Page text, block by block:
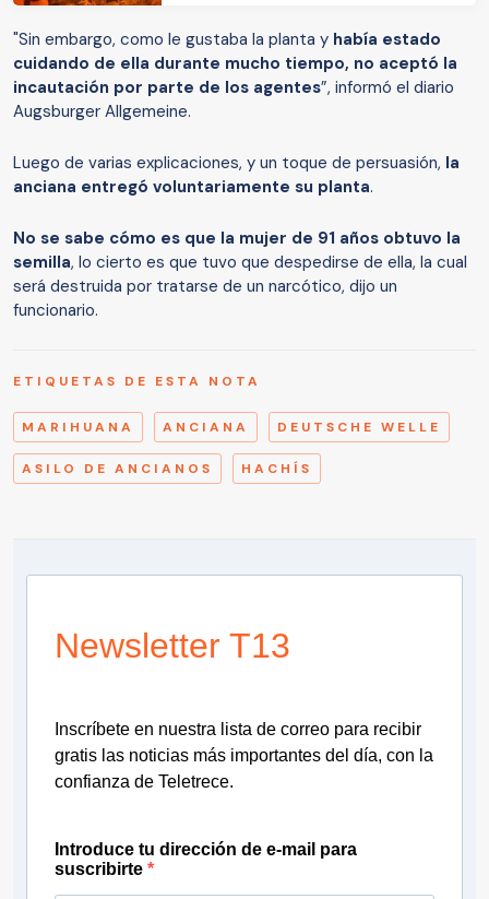
"Sin embargo, como le gustaba la planta y había estado
cuidando de ella durante mucho tiempo, no aceptó la
incautación por parte de los agentes”, informó el diario
Augsburger Allgemeine.
Luego de varias explicaciones, y un toque de persuasión, la
anciana entregó voluntariamente su planta.
No se sabe cómo es que la mujer de 91 años obtuvo la
semilla, lo cierto es que tuvo que despedirse de ella, la cual
será destruida por tratarse de un narcótico, dijo un
funcionario.
ETIQUETAS DE ESTA NOTA
MARIHUANA ANCIANA DEUTSCHE WELLE
ASILO DE ANCIANOS HACHÍS
Newsletter T13
Inscríbete en nuestra lista de correo para recibir
gratis las noticias más importantes del día, con la
confianza de Teletrece.
Introduce tu dirección de e-mail para
suscribirte